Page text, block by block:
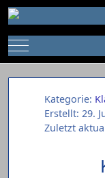
Mobile Menu
Kategorie:
Erstellt: 29.
Zuletzt